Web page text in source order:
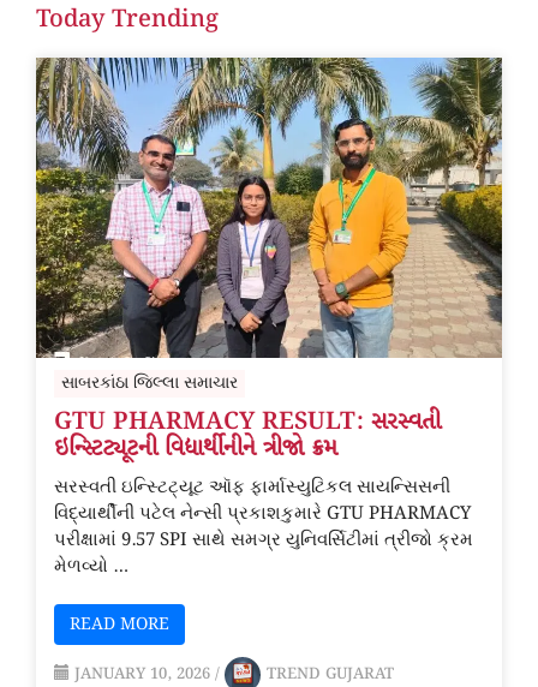
Today Trending
સાબરકાંઠા જિલ્લા સમાચાર
GTU PHARMACY RESULT: સરસ્વતી
ઇન્સ્ટિટ્યૂટની વિદ્યાર્થીનીને ત્રીજો ક્રમ
સરસ્વતી ઇન્સ્ટિટ્યૂટ ઑફ ફાર્માસ્યુટિકલ સાયન્સિસની
વિદ્યાર્થીની પટેલ નેન્સી પ્રકાશકુમારે GTU PHARMACY
પરીક્ષામાં 9.57 SPI સાથે સમગ્ર યુનિવર્સિટીમાં ત્રીજો ક્રમ
મેળવ્યો …
READ MORE
JANUARY 10, 2026 / TREND GUJARAT